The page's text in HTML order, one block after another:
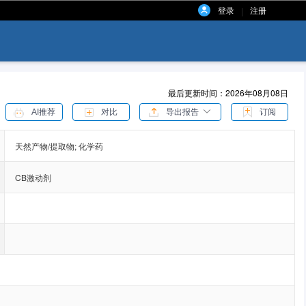
登录 | 注册
最后更新时间：2026年08月08日
AI推荐 对比 导出报告 订阅
天然产物/提取物;化学药
CB激动剂